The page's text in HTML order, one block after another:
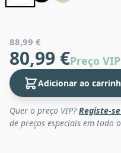
88,99 €
80,99 €Preço VIP
Adicionar ao
Quer o preço VIP?Registe-
de preços especiais em todo